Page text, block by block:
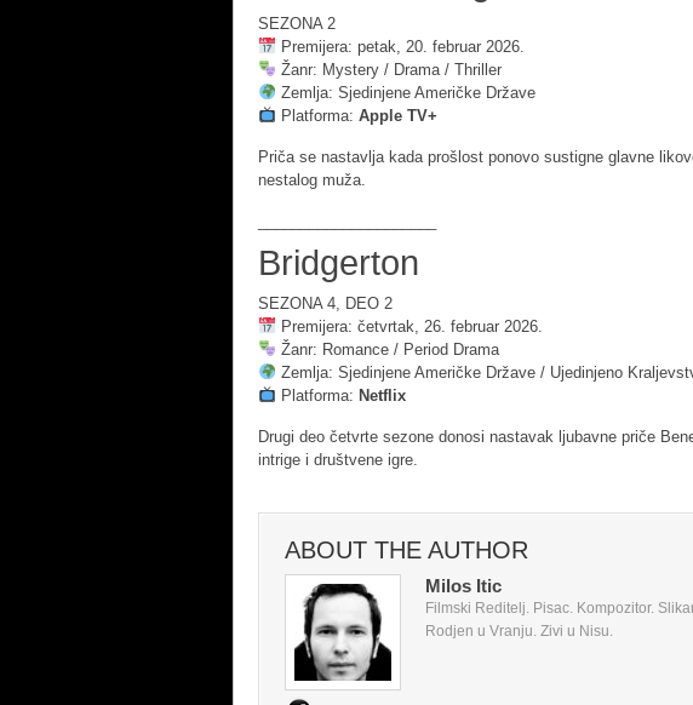
SEZONA 2
Premijera: petak, 20. februar 2026.
Žanr: Mystery / Drama / Thriller
Zemlja: Sjedinjene Američke Države
Platforma: Apple TV+
Priča se nastavlja kada prošlost ponovo sustigne glavne
nestalog muža.
Bridgerton
SEZONA 4, DEO 2
Premijera: četvrtak, 26. februar 2026.
Žanr: Romance / Period Drama
Zemlja: Sjedinjene Američke Države / Ujedinjeno
Platforma: Netflix
Drugi deo četvrte sezone donosi nastavak ljubavne priče
intrige i društvene igre.
ABOUT THE AUTHOR
Milos Itic
Filmski Reditelj. Pisac. Kompozitor.
Rodjen u Vranju. Zivi u Nisu.